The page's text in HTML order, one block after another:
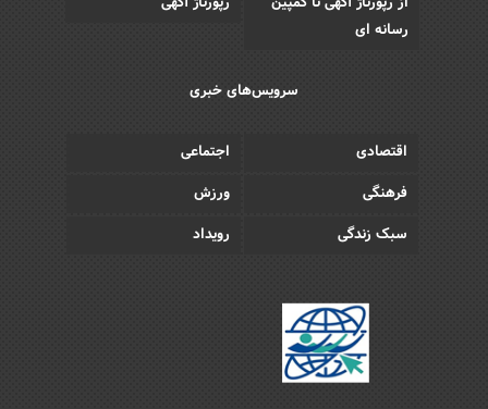
رسانه ای
سرویس‌های خبری
اقتصادی
اجتماعی
فرهنگی
ورزش
سبک زندگی
رویداد